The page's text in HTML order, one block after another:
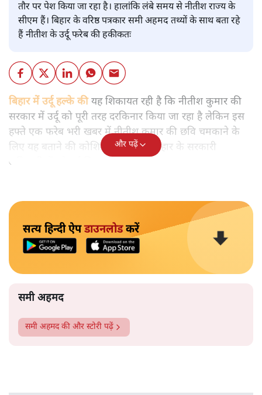
तौर पर पेश किया जा रहा है। हालांकि लंबे समय से नीतीश राज्य के
सीएम हैं। बिहार के वरिष्ठ पत्रकार समी अहमद तथ्यों के साथ बता रहे
हैं नीतीश के उर्दू फरेब की हकीकतः
बिहार में उर्दू हल्के कीयह शिकायत रही है कि नीतीश कुमार की
सरकार में उर्दू को पूरी तरह दरकिनार किया जा रहा है लेकिन इस
हफ्ते एक फरेब भरी खबर में नीतीश कुमार की छवि चमकाने के
लिए यह बताने की कोशिश की गई कि बिहार के सरकारी
अधिकारियों को उर्दू सिखाई जाएगी।
और पढ़ें
सत्य हिन्दी ऐपडाउनलोडकरें
समी अहमद
समी अहमदकी और स्टोरी पढ़ें